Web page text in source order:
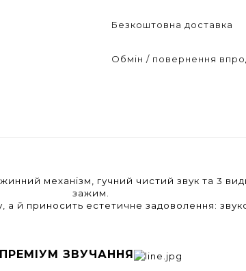
Безкоштовна доставка
Обмін / повернення
механізм, гучний чистий звук та 3
зажим.
а й приносить естетичне задоволення:
ПРЕМІУМ ЗВУЧАННЯ